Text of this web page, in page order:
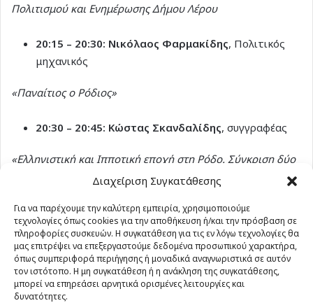
Διαχείριση Συγκατάθεσης
Για να παρέχουμε την καλύτερη εμπειρία, χρησιμοποιούμε
τεχνολογίες όπως cookies για την αποθήκευση ή/και την πρόσβαση σε
πληροφορίες συσκευών. Η συγκατάθεση για τις εν λόγω τεχνολογίες θα
μας επιτρέψει να επεξεργαστούμε δεδομένα προσωπικού χαρακτήρα,
όπως συμπεριφορά περιήγησης ή μοναδικά αναγνωριστικά σε αυτόν
τον ιστότοπο. Η μη συγκατάθεση ή η ανάκληση της συγκατάθεσης,
μπορεί να επηρεάσει αρνητικά ορισμένες λειτουργίες και
δυνατότητες.
Πολιτισμού και Ενημέρωσης Δήμου Λέρου
20:15 – 20:30: Νικόλαος Φαρμακίδης, Πολιτικός
μηχανικός
«Παναίτιος ο Ρόδιος»
20:30 – 20:45: Κώστας Σκανδαλίδης, συγγραφέας
«Ελληνιστική και Ιπποτική εποχή στη Ρόδο. Σύγκριση δύο
ιστορικών περιόδων»
20:45 – 21:00: Ζαχάρω Χατζηκωνσταντίνου
χοροδιδάσκαλος
«Η λέρικη μουσικοχορευτική παράδοση ως ζωντανή και
δυναμική πολιτισμική πρακτική στο ΚΠΕΑ “Άρτεμης”
Λέρου»